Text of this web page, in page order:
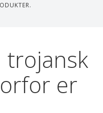
trojansk
er